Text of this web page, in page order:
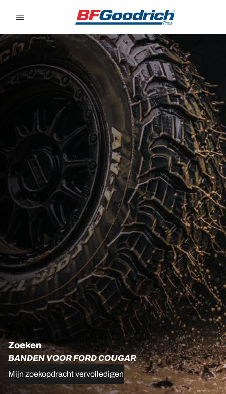
Zoeken
BANDEN VOOR FORD COUGAR
Mijn zoekopdracht vervolledigen